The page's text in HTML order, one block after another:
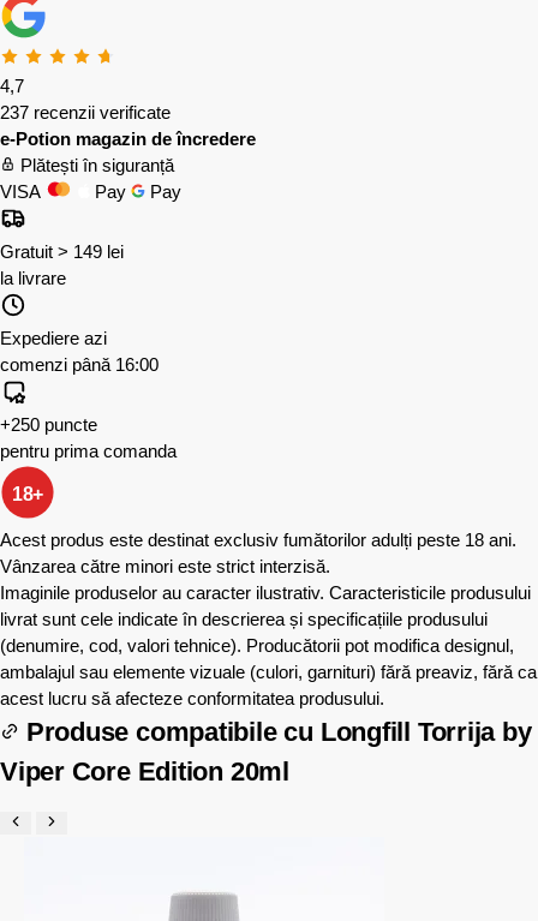
4,7
237 recenzii verificate
e-Potion magazin de încredere
Plătești în siguranță
VISA
Pay Pay
Gratuit > 149 lei
la livrare
Expediere azi
comenzi până 16:00
+250 puncte
pentru prima comanda
18+
Acest produs este destinat exclusiv fumătorilor adulți peste 18 ani.
Vânzarea către minori este strict interzisă.
Imaginile produselor au caracter ilustrativ. Caracteristicile produsului
livrat sunt cele indicate în descrierea și specificațiile produsului
(denumire, cod, valori tehnice). Producătorii pot modifica designul,
ambalajul sau elemente vizuale (culori, garnituri) fără preaviz, fără ca
acest lucru să afecteze conformitatea produsului.
Produse compatibile cu Longfill Torrija by
Viper Core Edition 20ml